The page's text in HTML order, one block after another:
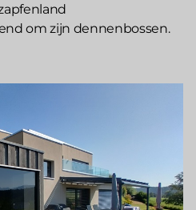
om zijn dennenbossen.